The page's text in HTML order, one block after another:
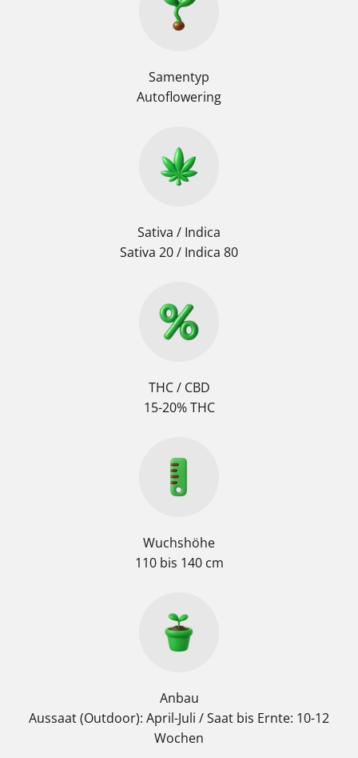
Samentyp
Autoflowering
Sativa / Indica
Sativa 20 / Indica 80
THC / CBD
15-20% THC
Wuchshöhe
110 bis 140 cm
Anbau
Aussaat (Outdoor): April-Juli / Saat bis Ernte: 10-12
Wochen